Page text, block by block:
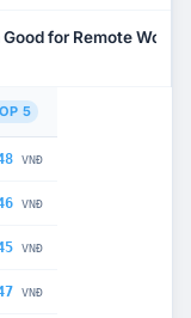
for Remote Work?
5
VNĐ
VNĐ
VNĐ
VNĐ